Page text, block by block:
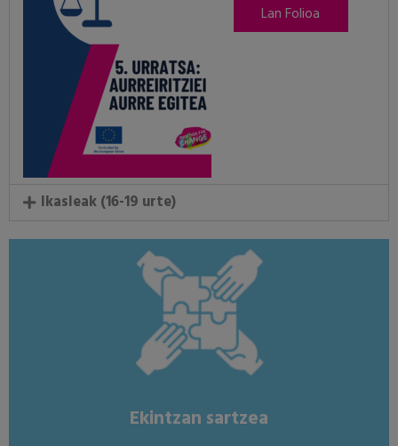
Lan Folioa
Ikasleak (16-19 urte)
Ekintzan sartzea
Migrazio, aterpe, aniztasun eta arrazakeriaren aurkako
proiektuetan elkarrekin lan egitea.